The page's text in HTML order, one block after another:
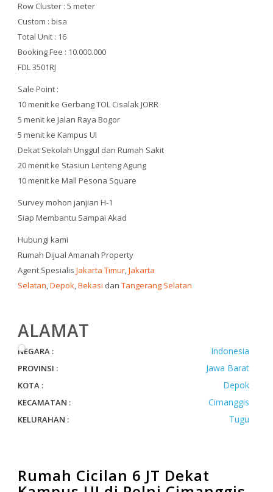
Row Cluster : 5 meter
Custom : bisa
Total Unit : 16
Booking Fee : 10.000.000
FDL 3501RJ
Sale Point :
10 menit ke Gerbang TOL Cisalak JORR
5 menit ke Jalan Raya Bogor
5 menit ke Kampus UI
Dekat Sekolah Unggul dan Rumah Sakit
20 menit ke Stasiun Lenteng Agung
10 menit ke Mall Pesona Square
Survey mohon janjian H-1
Siap Membantu Sampai Akad
Hubungi kami
Rumah Dijual Amanah Property
Agent Spesialis Jakarta Timur,Jakarta
Selatan,Depok,Bekasi dan Tangerang Selatan
ALAMAT
NEGARA : Indonesia
PROVINSI : Jawa Barat
KOTA : Depok
KECAMATAN : Cimanggis
KELURAHAN : Tugu
Rumah Cicilan 6 JT Dekat